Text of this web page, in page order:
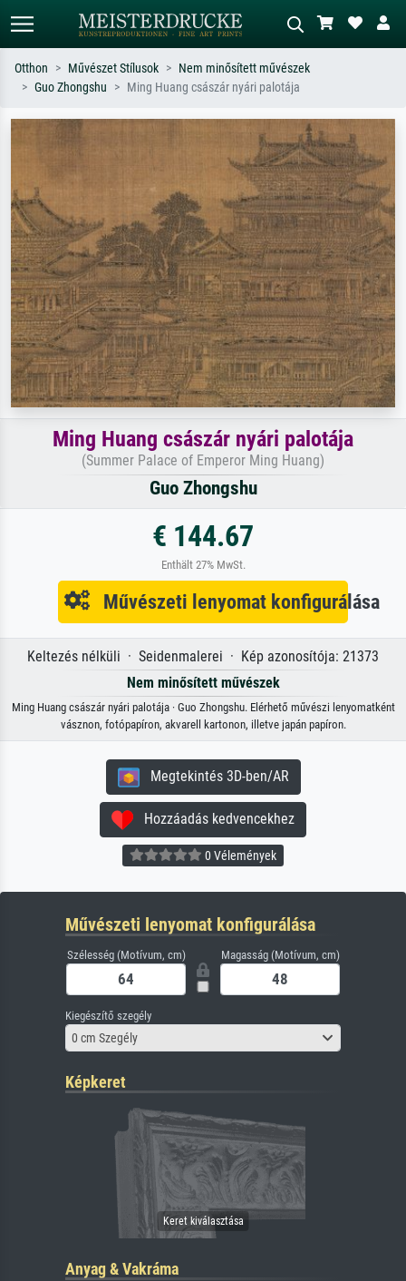
szerint – pl. Monet, Csillagos éj,
impresszionizmus, Hokusai-hullám,
akt.
Írja le a jelenetet – pl. zöld rét, sok
piros absztrakt, sötét olajkép, álló akt
egy fa mellett.
Otthon Művészet Stílusok
Nem minősített művészek
Guo Zhongshu
Ming Huang császár nyári palotája
Ming Huang császár nyári palotája
(Summer Palace of Emperor Ming Huang)
Guo Zhongshu
€ 144.67
Enthält 27% MwSt.
Művészeti lenyomat konfigurálása
Keltezés nélküli · Seidenmalerei · Kép azonosítója: 21373
Nem minősített művészek
Ming Huang császár nyári palotája · Guo Zhongshu. Elérhető művészi lenyomatként
vásznon, fotópapíron, akvarell kartonon, illetve japán papíron.
Megtekintés 3D-ben/AR
Hozzáadás kedvencekhez
0 Vélemények
Művészeti lenyomat konfigurálása
Szélesség (Motívum, cm) Magasság (Motívum, cm)
Kiegészítő szegély
0 cm Szegély
Képkeret
Anyag & Vakráma